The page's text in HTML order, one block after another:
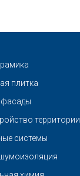
плитка
территории
системы